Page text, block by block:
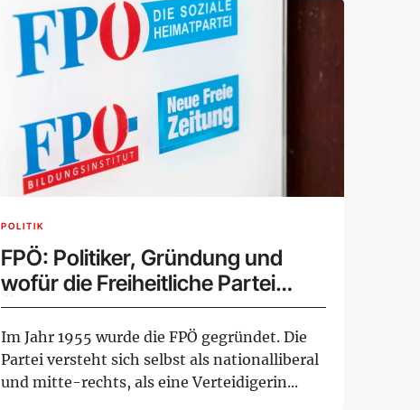
POLITIK
FPÖ: Politiker, Gründung und
wofür die Freiheitliche Partei
Österreichs steht
Im Jahr 1955 wurde die FPÖ gegründet. Die
Partei versteht sich selbst als nationalliberal
und mitte-rechts, als eine Verteidigerin...